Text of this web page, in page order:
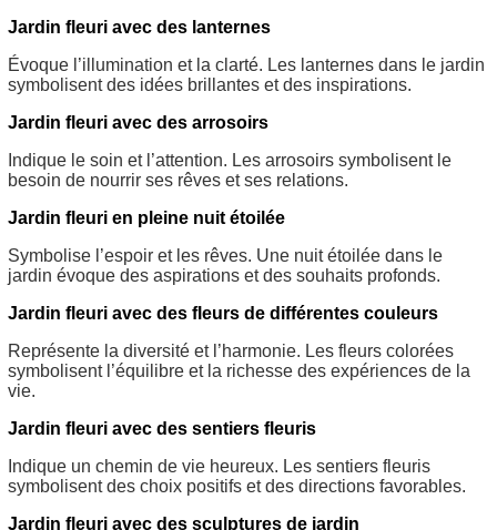
Jardin fleuri avec des lanternes
Évoque l’illumination et la clarté. Les lanternes dans le jardin
symbolisent des idées brillantes et des inspirations.
Jardin fleuri avec des arrosoirs
Indique le soin et l’attention. Les arrosoirs symbolisent le
besoin de nourrir ses rêves et ses relations.
Jardin fleuri en pleine nuit étoilée
Symbolise l’espoir et les rêves. Une nuit étoilée dans le
jardin évoque des aspirations et des souhaits profonds.
Jardin fleuri avec des fleurs de différentes couleurs
Représente la diversité et l’harmonie. Les fleurs colorées
symbolisent l’équilibre et la richesse des expériences de la
vie.
Jardin fleuri avec des sentiers fleuris
Indique un chemin de vie heureux. Les sentiers fleuris
symbolisent des choix positifs et des directions favorables.
Jardin fleuri avec des sculptures de jardin